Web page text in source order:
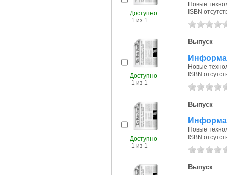
Доступно
1 из 1
Новые
ISBN
Доступно
1 из 1
Выпуск
Новые
ISBN
Доступно
1 из 1
Выпуск
Новые
ISBN
Выпуск